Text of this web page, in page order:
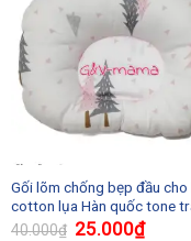
Gối lõm chống bẹp đầu cho
cotton lụa Hàn quốc tone
40.000₫ 25.000₫